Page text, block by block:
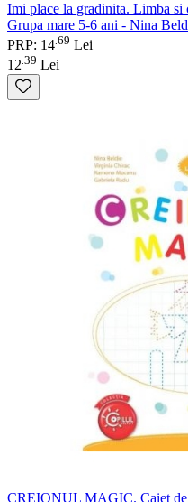
Imi place la gradinita. Limba si
Grupa mare 5-6 ani - Nina
PRP: 14 69 Lei
12 39 Lei
CREIONUL MAGIC. Caiet de